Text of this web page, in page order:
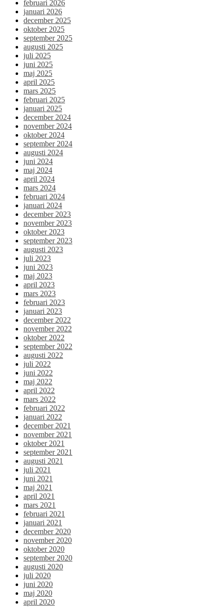
februari 2026
januari 2026
december 2025
oktober 2025
september 2025
augusti 2025
juli 2025
juni 2025
maj 2025
april 2025
mars 2025
februari 2025
januari 2025
december 2024
november 2024
oktober 2024
september 2024
augusti 2024
juni 2024
maj 2024
april 2024
mars 2024
februari 2024
januari 2024
december 2023
november 2023
oktober 2023
september 2023
augusti 2023
juli 2023
juni 2023
maj 2023
april 2023
mars 2023
februari 2023
januari 2023
december 2022
november 2022
oktober 2022
september 2022
augusti 2022
juli 2022
juni 2022
maj 2022
april 2022
mars 2022
februari 2022
januari 2022
december 2021
november 2021
oktober 2021
september 2021
augusti 2021
juli 2021
juni 2021
maj 2021
april 2021
mars 2021
februari 2021
januari 2021
december 2020
november 2020
oktober 2020
september 2020
augusti 2020
juli 2020
juni 2020
maj 2020
april 2020